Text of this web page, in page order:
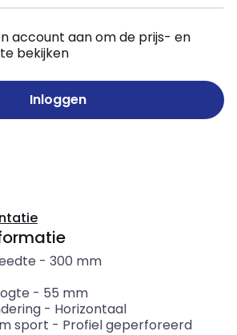
account aan om de prijs- en
bekijken
Inloggen
- 300 mm
- 55 mm
- Horizontaal
sport - Profiel geperforeerd